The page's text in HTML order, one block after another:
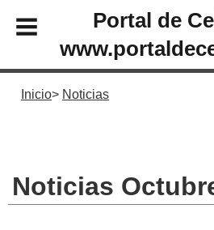
Portal de
Inicio Noticias
Noticias